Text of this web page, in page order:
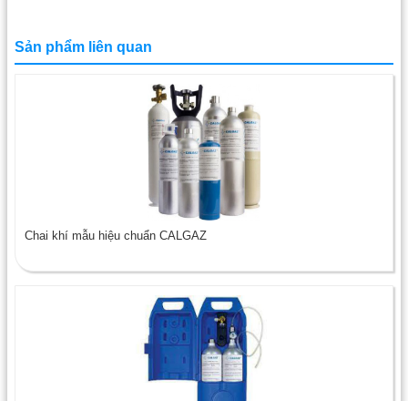
Sản phẩm liên quan
Chai khí mẫu hiệu chuẩn CALGAZ